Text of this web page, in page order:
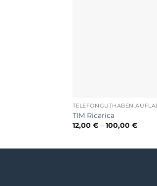
TELEFONGUTHABEN
TIM Ricarica
12,00 € – 100,00 €